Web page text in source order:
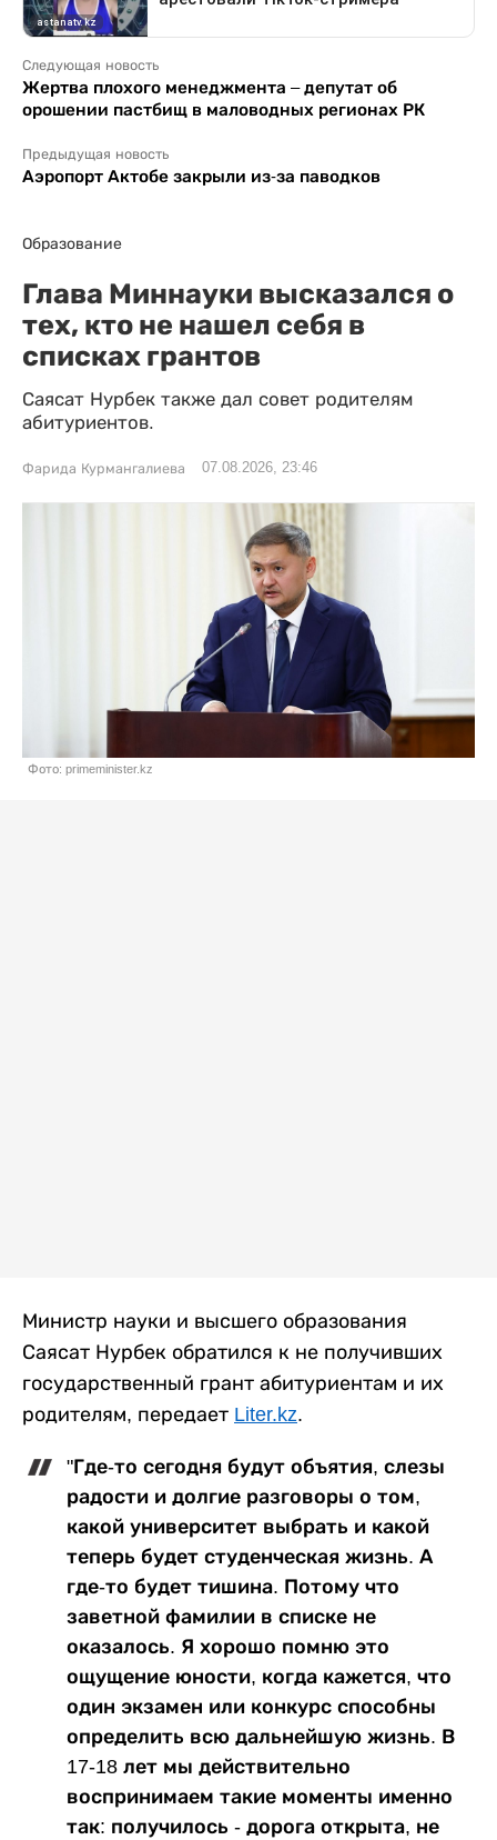
Следующая новость
Жертва плохого менеджмента – депутат об
орошении пастбищ в маловодных регионах РК
Предыдущая новость
Аэропорт Актобе закрыли из-за паводков
Образование
Глава Миннауки высказался о
тех, кто не нашел себя в
списках грантов
Саясат Нурбек также дал совет родителям
абитуриентов.
Фарида Курмангалиева 07.08.2026, 23:46
Фото: primeminister.kz
Министр науки и высшего образования
Саясат Нурбек обратился к не получивших
государственный грант абитуриентам и их
родителям, передает Liter.kz.
"Где-то сегодня будут объятия, слезы
радости и долгие разговоры о том,
какой университет выбрать и какой
теперь будет студенческая жизнь. А
где-то будет тишина. Потому что
заветной фамилии в списке не
оказалось. Я хорошо помню это
ощущение юности, когда кажется, что
один экзамен или конкурс способны
определить всю дальнейшую жизнь. В
17-18 лет мы действительно
воспринимаем такие моменты именно
так: получилось - дорога открыта, не